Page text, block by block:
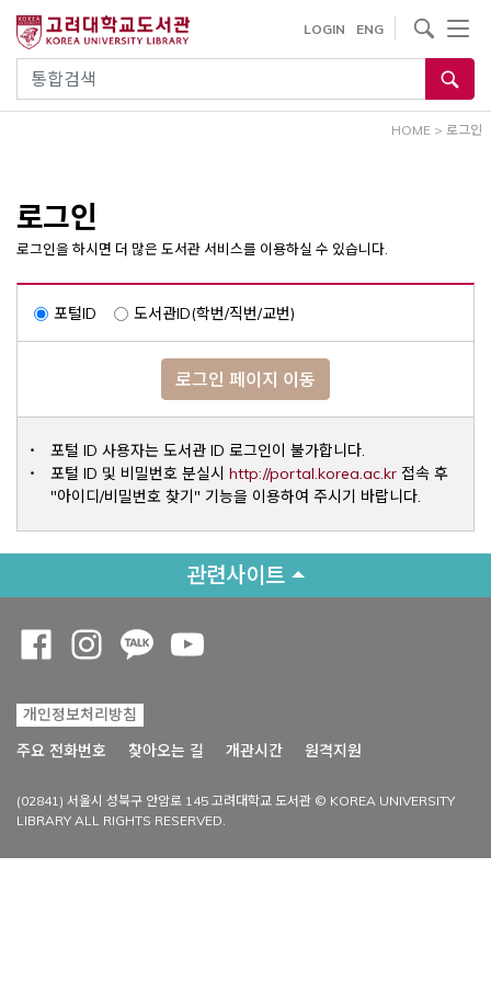
건
통합검색
LOGIN ENG
사이트내 검색
HOME > 로그인
로그인
로그인을 하시면 더 많은 도서관 서비스를 이용하실 수 있습니다.
포털ID 도서관ID(학번/직번/교번)
로그인 페이지 이동
포털 ID 사용자는 도서관 ID 로그인이 불가합니다.
포털 ID 및 비밀번호 분실시 http://portal.korea.ac.krOpens a
접속 후
"아이디/비밀번호 찾기" 기능을 이용하여 주시기 바랍니다.
관련사이트
개인정보처리방침
주요 전화번호
찾아오는 길 개관시간 원격지원
(02841) 서울시 성북구 안암로 145 고려대학교 도서관 © KOREA UNIVERSITY
LIBRARY ALL RIGHTS RESERVED.
Opens a new window
Opens a new window
Opens a new window